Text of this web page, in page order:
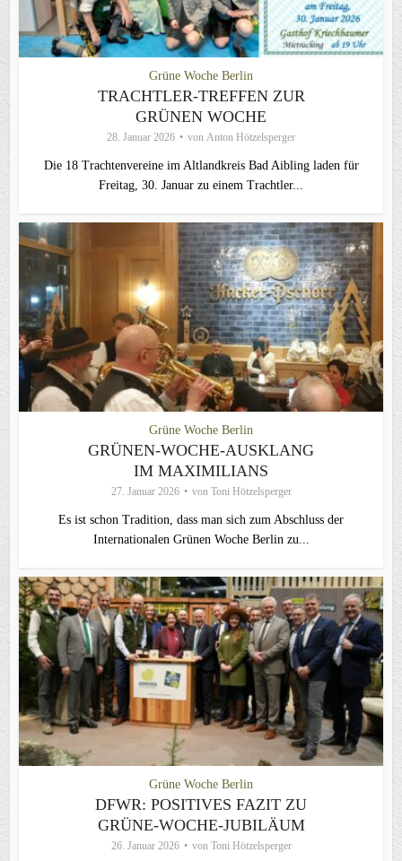
Grüne Woche Berlin
TRACHTLER-TREFFEN ZUR
GRÜNEN WOCHE
28. Januar 2026 von Anton Hötzelsperger
Die 18 Trachtenvereine im Altlandkreis Bad Aibling laden für
Freitag, 30. Januar zu einem Trachtler...
Grüne Woche Berlin
GRÜNEN-WOCHE-AUSKLANG
IM MAXIMILIANS
27. Januar 2026 von Toni Hötzelsperger
Es ist schon Tradition, dass man sich zum Abschluss der
Internationalen Grünen Woche Berlin zu...
Grüne Woche Berlin
DFWR: POSITIVES FAZIT ZU
GRÜNE-WOCHE-JUBILÄUM
26. Januar 2026 von Toni Hötzelsperger